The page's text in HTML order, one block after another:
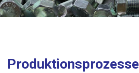
Produktionsprozesse